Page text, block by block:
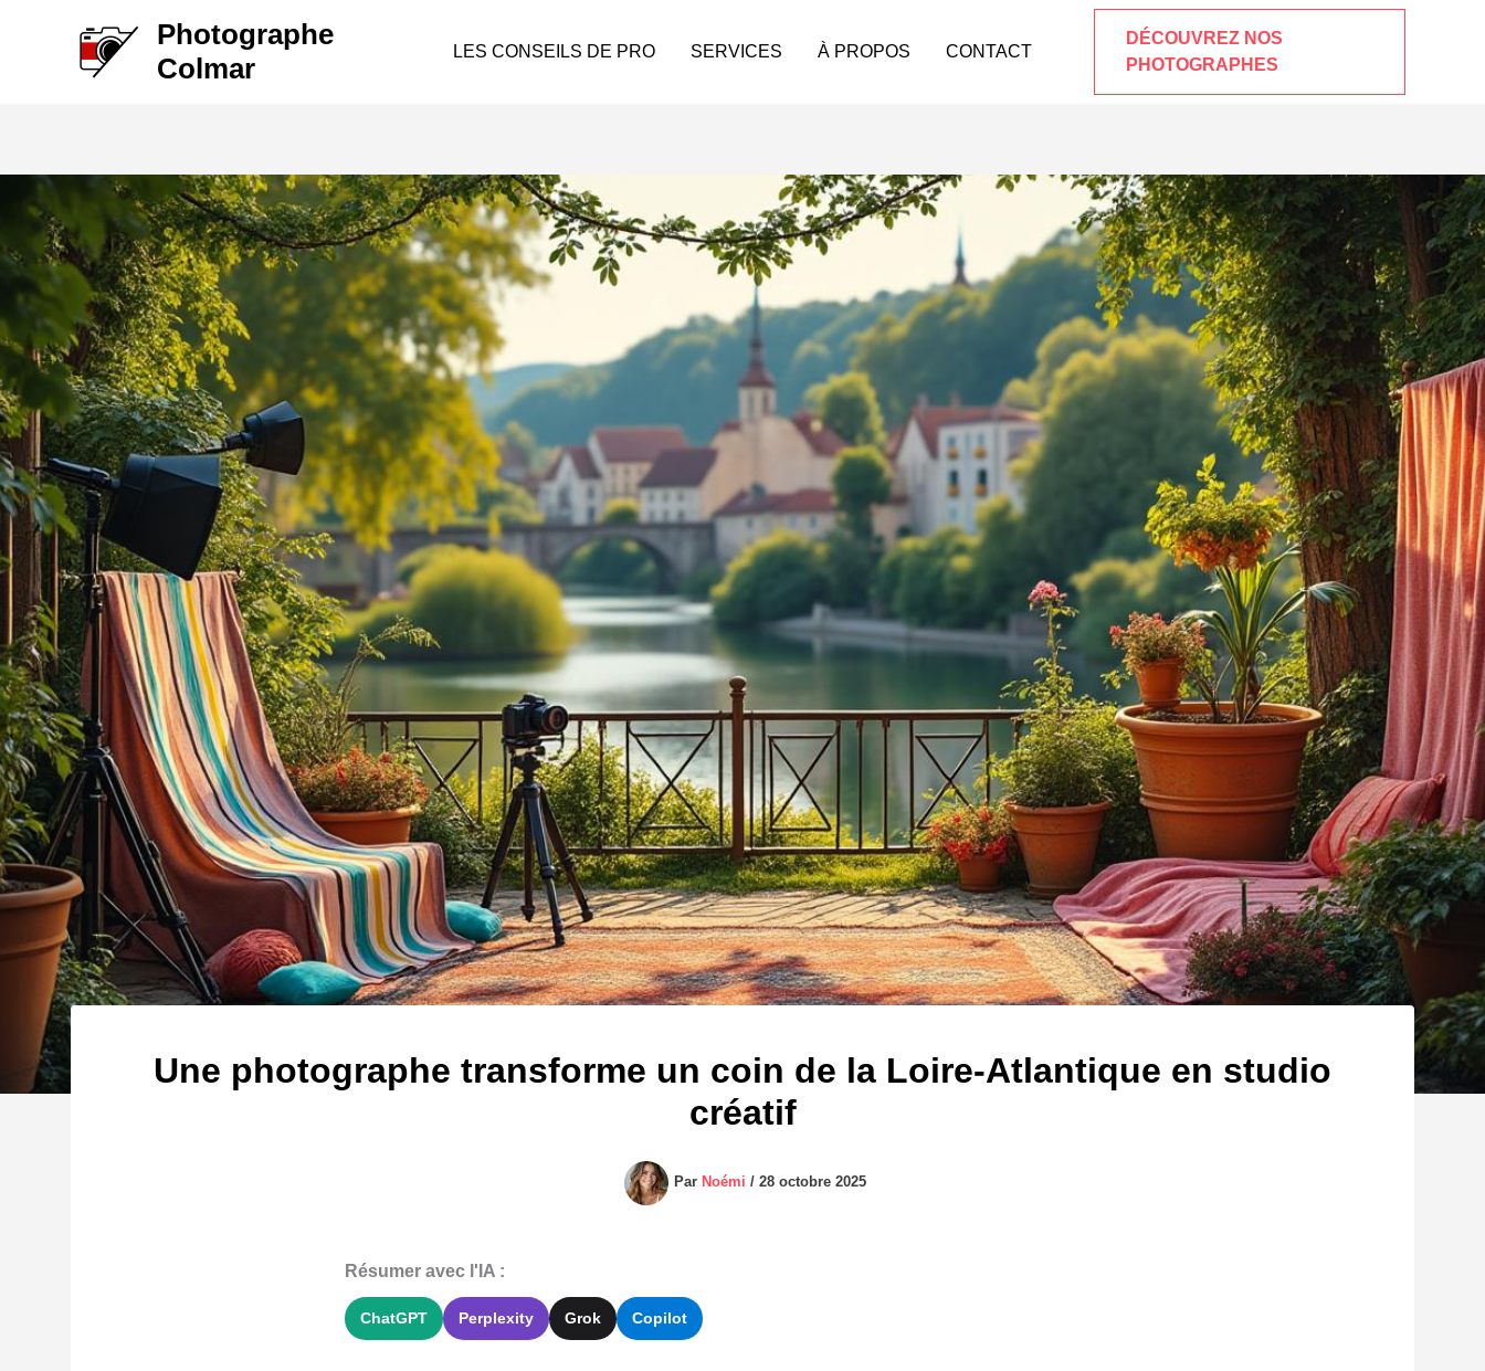
Photographe
Colmar
LES CONSEILS DE PRO SERVICES À PROPOS CONTACT
DÉCOUVREZ NOS
PHOTOGRAPHES
Une photographe transforme un coin de la Loire-Atlantique en studio
créatif
Par Noémi / 28 octobre 2025
Résumer avec l'IA :
ChatGPT Perplexity Grok Copilot